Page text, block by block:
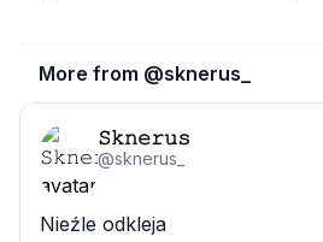
More from @sknerus_
𝚂𝚔𝚗𝚎𝚛𝚞𝚜
@sknerus_
Nieźle odkleja